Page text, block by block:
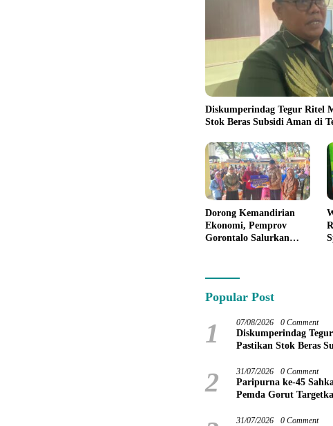
Diskumperindag Tegur Ritel
Stok Beras Subsidi Aman di
Dorong Kemandirian
Ekonomi, Pemprov
Gorontalo Salurkan
Pelaku Usaha
Popular Post
1 07/08/2026 0 Comment
Diskumperindag
Pastikan Stok Beras
2 31/07/2026 0 Comment
Paripurna ke-45
Pemda Gorut
31/07/2026 0 Comment